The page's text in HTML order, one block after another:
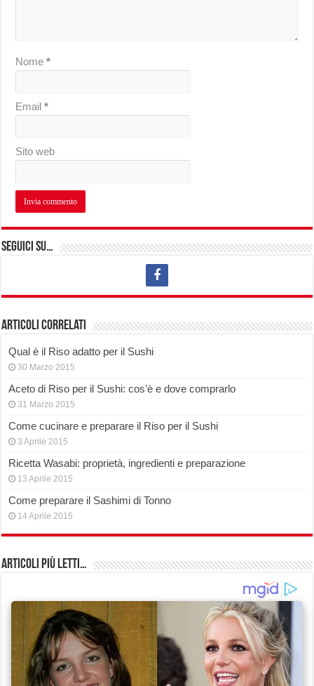
Nome*
Email*
Sito web
Seguici su…
Articoli correlati
Qual è il Riso adatto per il Sushi
30 Marzo 2015
Aceto di Riso per il Sushi: cos’è e dove comprarlo
31 Marzo 2015
Come cucinare e preparare il Riso per il Sushi
3 Aprile 2015
Ricetta Wasabi: proprietà, ingredienti e preparazione
13 Aprile 2015
Come preparare il Sashimi di Tonno
14 Aprile 2015
Articoli più Letti…